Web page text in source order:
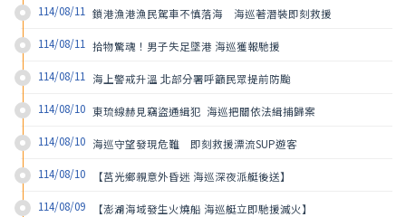
114/08/11 鎖港漁港漁民駕車不慎落海　海巡著潛裝即刻救援
114/08/11 拾物驚魂！男子失足墜港 海巡獲報馳援
114/08/11 海上警戒升溫 北部分署呼籲民眾提前防颱
114/08/10 東琉線赫見竊盜通緝犯  海巡把關依法緝捕歸案
114/08/10 海巡守望發現危難　即刻救援漂流SUP遊客
114/08/10 【莒光鄉親意外昏迷 海巡深夜派艇後送】
114/08/09 【澎湖海域發生火燒船 海巡艇立即馳援滅火】